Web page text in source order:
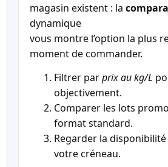
magasin existent : la
dynamique
vous montre l’option la plus
moment de commander.
Filtrer parprix au kg/L
objectivement.
Comparer les lots
format standard.
Regarder la
votre créneau.